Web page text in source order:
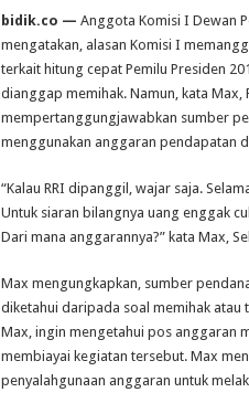
bidik.co — Anggota Komisi I Dewan
mengatakan, alasan Komisi I
terkait hitung cepat Pemilu Presiden
dianggap memihak. Namun, kata Max,
mempertanggungjawabkan sumber
menggunakan anggaran pendapatan
“Kalau RRI dipanggil, wajar saja.
Untuk siaran bilangnya uang enggak
Dari mana anggarannya?” kata Max,
Max mengungkapkan, sumber
diketahui daripada soal memihak atau
Max, ingin mengetahui pos anggaran
membiayai kegiatan tersebut. Max
penyalahgunaan anggaran untuk